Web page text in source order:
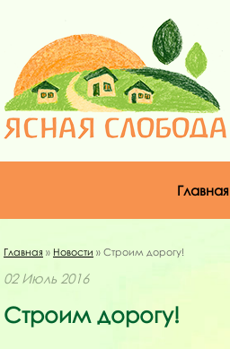
Главная
Главная » Новости » Строим дорогу!
02 Июль 2016
Строим дорогу!